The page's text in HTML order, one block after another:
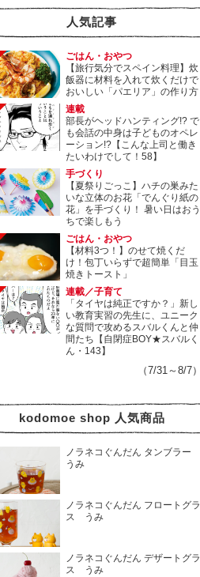
人気記事
ごはん・おやつ
【旅行気分でスペイン料理】炊
飯器に材料を入れて炊くだけで
おいしい「パエリア」の作り方
連載
部長がヘッドハンティング!? で
も会話の中身は子どものオペレ
ーション!?【こんな上司と働き
たいわけでして！58】
手づくり
【夏祭りごっこ】ハチの巣みた
いな立体のお花「でんぐり紙の
花」を手づくり！ 暑い日はおう
ちで楽しもう
ごはん・おやつ
【材料3つ！】のせて焼くだ
け！包丁いらずで超簡単「目玉
焼きトースト」
連載／子育て
「タイヤは純正ですか？」新し
い教育実習の先生に、ユニーク
な質問で攻めるスバルくんと仲
間たち【自閉症BOY★スバルく
ん・143】
（7/31～8/7）
kodomoe shop 人気商品
ノラネコぐんだん タンブラー
うみ
ノラネコぐんだん フロートグラ
ス うみ
ノラネコぐんだん デザートグラ
ス うみ